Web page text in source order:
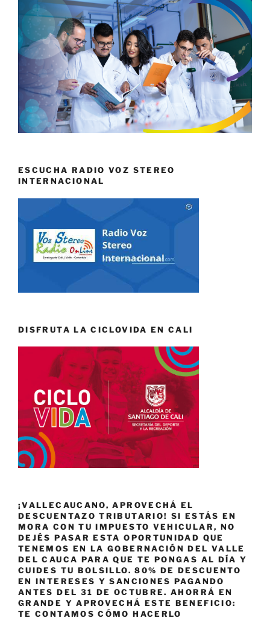
ESCUCHA RADIO VOZ STEREO
INTERNACIONAL
DISFRUTA LA CICLOVIDA EN CALI
¡VALLECAUCANO, APROVECHÁ EL
DESCUENTAZO TRIBUTARIO! SI ESTÁS EN
MORA CON TU IMPUESTO VEHICULAR, NO
DEJÉS PASAR ESTA OPORTUNIDAD QUE
TENEMOS EN LA GOBERNACIÓN DEL VALLE
DEL CAUCA PARA QUE TE PONGAS AL DÍA Y
CUIDES TU BOLSILLO. 80% DE DESCUENTO
EN INTERESES Y SANCIONES PAGANDO
ANTES DEL 31 DE OCTUBRE. AHORRÁ EN
GRANDE Y APROVECHÁ ESTE BENEFICIO:
TE CONTAMOS CÓMO HACERLO